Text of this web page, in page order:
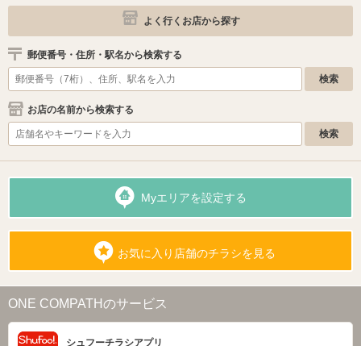
よく行くお店から探す
郵便番号・住所・駅名から検索する
お店の名前から検索する
Myエリアを設定する
お気に入り店舗のチラシを見る
ONE COMPATHのサービス
シュフーチラシアプリ